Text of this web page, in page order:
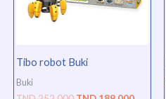
Tibo robot Buki
Buki